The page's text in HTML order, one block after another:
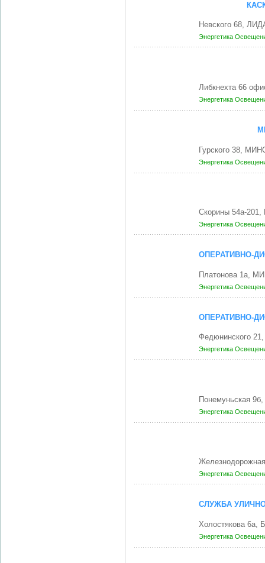
Невского 68,
Энергетика
Либкнехта 66
Энергетика
Гурского 38,
Энергетика
Скорины 54а-
Энергетика
ОПЕРАТИВНО-
Платонова 1а,
Энергетика
ОПЕРАТИВНО-
Федюнинского
Энергетика
Понемуньская
Энергетика
Энергетика
СЛУЖБА
Холостякова
Энергетика